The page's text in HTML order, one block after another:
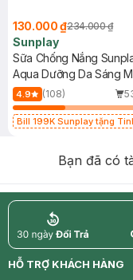
130.000 ₫234.000 ₫
Sunplay
Sữa Chống Nắng
Aqua Dưỡng Da Sáng
4.9 (108)
Bill 199K Sunplay tặng
Bạn đã có
return
HỖ TRỢ KHÁCH HÀNG